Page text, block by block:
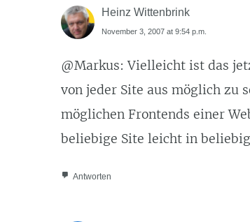
Heinz Wittenbrink
November 3, 2007 at 9:54 p.m.
@Markus: Vielleicht ist das
von jeder Site aus möglich zu
möglichen Frontends einer
beliebige Site leicht in
Antworten